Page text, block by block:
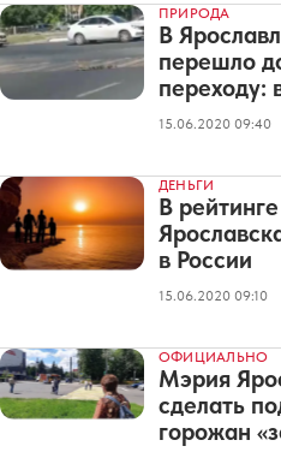
ПРИРОДА
В
перешло
переходу:
15.06.2020 09:40
ДЕНЬГИ
В
в России
15.06.2020 09:10
ОФИЦИАЛЬНО
Мэрия
сделать
горожан